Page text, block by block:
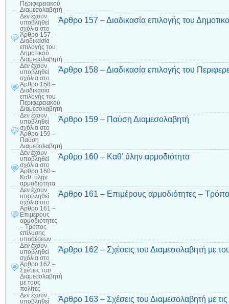
Περιφερειακού
Διαμεσολαβητή
Δεν έχουν
υποβληθεί
σχόλια στο
Άρθρο 157 –
Διαδικασία
επιλογής του
Δημοτικού
Διαμεσολαβητή
Άρθρο 157 – Διαδικασία επιλογής του
Δεν έχουν
υποβληθεί
σχόλια στο
Άρθρο 158 –
Διαδικασία
επιλογής του
Περιφερειακού
Διαμεσολαβητή
Άρθρο 158 – Διαδικασία επιλογής του
Δεν έχουν
υποβληθεί
σχόλια στο
Άρθρο 159 –
Παύση
Διαμεσολαβητή
Άρθρο 159 – Παύση Διαμεσολαβητή
Δεν έχουν
υποβληθεί
σχόλια στο
Άρθρο 160 –
Καθ’ ύλην
αρμοδιότητα
Άρθρο 160 – Καθ’ ύλην αρμοδιότητα
Δεν έχουν
υποβληθεί
σχόλια στο
Άρθρο 161 –
Επιμέρους
αρμοδιότητες
– Τρόπος
επίλυσης
υποθέσεων
Άρθρο 161 – Επιμέρους αρμοδιότητες –
Δεν έχουν
υποβληθεί
σχόλια στο
Άρθρο 162 –
Σχέσεις του
Διαμεσολαβητή
με τους
πολίτες
Άρθρο 162 – Σχέσεις του Διαμεσολαβητή με
Δεν έχουν
υποβληθεί
Άρθρο 163 – Σχέσεις του Διαμεσολαβητή με τις